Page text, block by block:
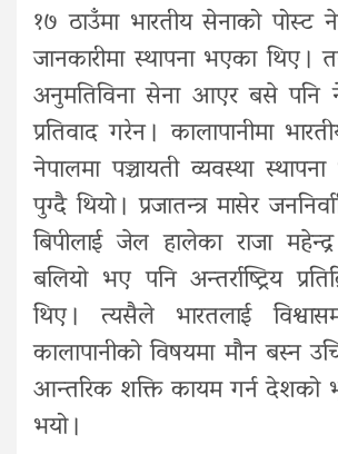
१७ ठाउँमा भारतीय सेनाको पोस्ट
जानकारीमा स्थापना भएका थिए ।
अनुमतिविना सेना आएर बसे पनि
प्रतिवाद गरेन । कालापानीमा
नेपालमा पञ्चायती व्यवस्था
पुग्दै थियो । प्रजातन्त्र मासेर
बिपीलाई जेल हालेका राजा
बलियो भए पनि अन्तर्राष्ट्रिय
थिए । त्यसैले भारतलाई
कालापानीको विषयमा मौन बस्न
आन्तरिक शक्ति कायम गर्न देशको
भयो ।